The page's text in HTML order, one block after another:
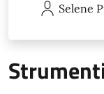
Selene